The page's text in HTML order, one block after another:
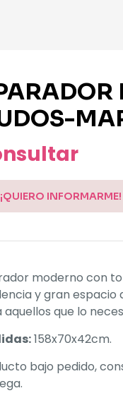
¡QUIERO INFORMARME!
moderno con
y gran espacio
aquellos que lo
158x70x42cm.
bajo pedido,